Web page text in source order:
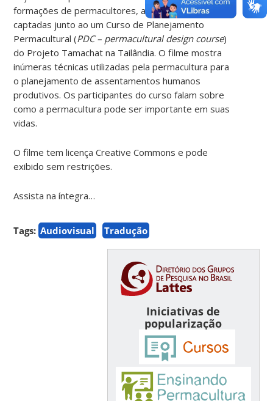
formações de permacultores, a partir de cenas
captadas junto ao um Curso de Planejamento
Permacultural (PDC – permacultural design course)
do Projeto Tamachat na Tailândia. O filme mostra
inúmeras técnicas utilizadas pela permacultura para
o planejamento de assentamentos humanos
produtivos. Os participantes do curso falam sobre
como a permacultura pode ser importante em suas
vidas.
O filme tem licença Creative Commons e pode
exibido sem restrições.
Assista na íntegra…
Tags: Audiovisual Tradução
Iniciativas de
popularização